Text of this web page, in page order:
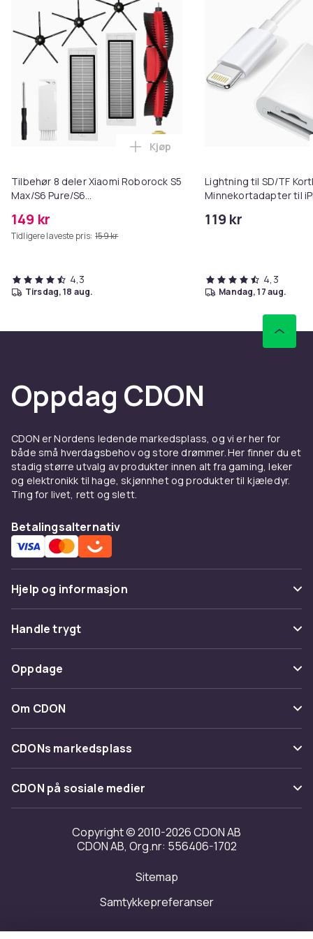
Tilbehør 8 deler Xiaomi Roborock S5
Max/S6 Pure/S6
149 kr
Tidligere laveste pris: 159 kr
Legg Tilbehør 8 deler Xiaomi
Kjøp
4,3
tirsdag, 18 aug.
Lightning til SD/TF
Minnekortadapter til
119 kr
4,3
mandag, 17 aug.
Oppdag CDON
CDON er Nordens ledende markedsplass, og vi er her for
både små hverdagsbehov og store drømmer. Her finner du et
stadig større utvalg av produkter innen alt fra gaming, leker
og elektronikk til hage, skjønnhet og produkter til kjæledyr.
Ting for livet, rett og slett.
Betalingsalternativ
Hjelp og informasjon
Vanlige spørsmål
Spor pakke
Angre & returner her
Kontakt oss
Handle trygt
Betaling
Levering
Tilbakekallinger
Oppdage
Kategorier
Varemerker
Om CDON
Om oss
Kundeanmeldelser
Jobbe på CDON
Investor relations
Tilgjengelighet
CDONs markedsplass
Merchant Help Center
CDON på sosiale medier
Copyright © 2010-2026 CDON AB
CDON AB, Org.nr: 556406-1702
Sitemap
Samtykkepreferanser